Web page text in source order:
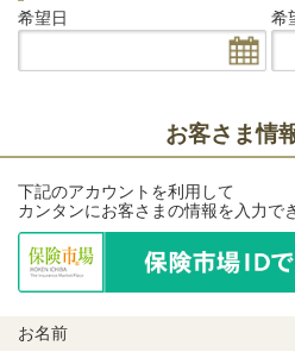
希望日
希
お客さま情
下記のアカウントを利用して
カンタンにお客さまの情報を入力で
お名前